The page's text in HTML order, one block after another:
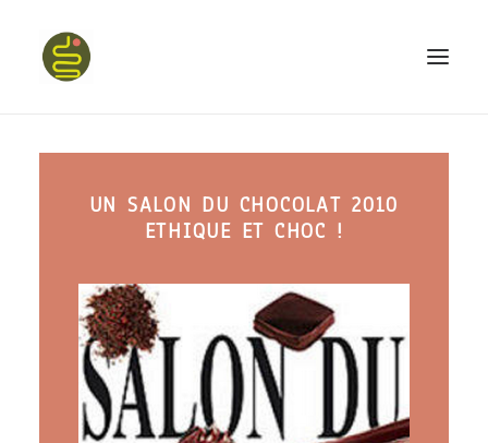
PROGRAMME HAPPY BELLY
CONFÉRENCES
UN SALON DU CHOCOLAT 2010
ETHIQUE ET CHOC !